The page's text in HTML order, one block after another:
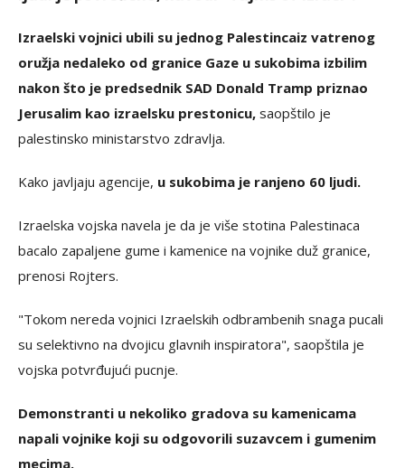
Izraelski vojnici ubili su jednog Palestincaiz vatrenog
oružja nedaleko od granice Gaze u sukobima izbilim
nakon što je predsednik SAD Donald Tramp priznao
Jerusalim kao izraelsku prestonicu, saopštilo je
palestinsko ministarstvo zdravlja.
Kako javljaju agencije, u sukobima je ranjeno 60 ljudi.
Izraelska vojska navela je da je više stotina Palestinaca
bacalo zapaljene gume i kamenice na vojnike duž granice,
prenosi Rojters.
"Tokom nereda vojnici Izraelskih odbrambenih snaga pucali
su selektivno na dvojicu glavnih inspiratora", saopštila je
vojska potvrđujući pucnje.
Demonstranti u nekoliko gradova su kamenicama
napali vojnike koji su odgovorili suzavcem i gumenim
mecima.